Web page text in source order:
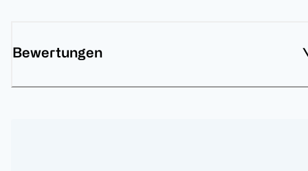
Bewertungen